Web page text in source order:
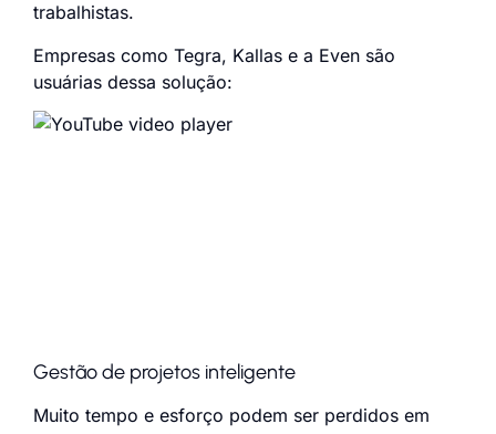
trabalhistas.
Empresas como Tegra, Kallas e a Even são
usuárias dessa solução:
Gestão de projetos inteligente
Muito tempo e esforço podem ser perdidos em